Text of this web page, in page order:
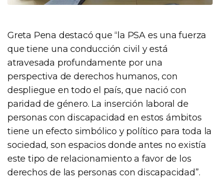
Greta Pena destacó que “la PSA es una fuerza
que tiene una conducción civil y está
atravesada profundamente por una
perspectiva de derechos humanos, con
despliegue en todo el país, que nació con
paridad de género. La inserción laboral de
personas con discapacidad en estos ámbitos
tiene un efecto simbólico y político para toda la
sociedad, son espacios donde antes no existía
este tipo de relacionamiento a favor de los
derechos de las personas con discapacidad”.